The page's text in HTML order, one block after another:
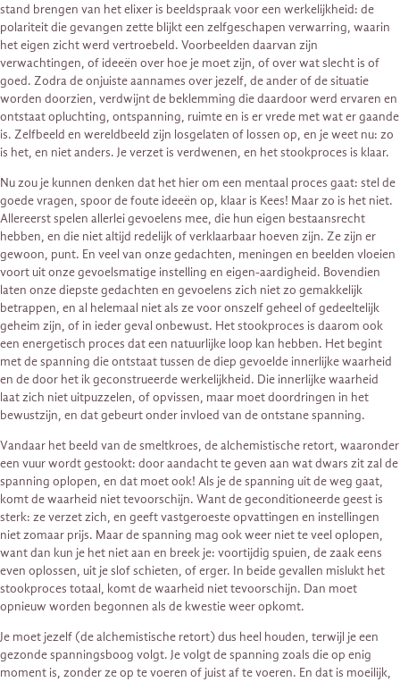
stand brengen van het elixer is beeldspraak voor een werkelijkheid: de
polariteit die gevangen zette blijkt een zelfgeschapen verwarring, waarin
het eigen zicht werd vertroebeld. Voorbeelden daarvan zijn
verwachtingen, of ideeën over hoe je moet zijn, of over wat slecht is of
goed. Zodra de onjuiste aannames over jezelf, de ander of de situatie
worden doorzien, verdwijnt de beklemming die daardoor werd ervaren en
ontstaat opluchting, ontspanning, ruimte en is er vrede met wat er gaande
is. Zelfbeeld en wereldbeeld zijn losgelaten of lossen op, en je weet nu: zo
is het, en niet anders. Je verzet is verdwenen, en het stookproces is klaar.
Nu zou je kunnen denken dat het hier om een mentaal proces gaat: stel de
goede vragen, spoor de foute ideeën op, klaar is Kees! Maar zo is het niet.
Allereerst spelen allerlei gevoelens mee, die hun eigen bestaansrecht
hebben, en die niet altijd redelijk of verklaarbaar hoeven zijn. Ze zijn er
gewoon, punt. En veel van onze gedachten, meningen en beelden vloeien
voort uit onze gevoelsmatige instelling en eigen-aardigheid. Bovendien
laten onze diepste gedachten en gevoelens zich niet zo gemakkelijk
betrappen, en al helemaal niet als ze voor onszelf geheel of gedeeltelijk
geheim zijn, of in ieder geval onbewust. Het stookproces is daarom ook
een energetisch proces dat een natuurlijke loop kan hebben. Het begint
met de spanning die ontstaat tussen de diep gevoelde innerlijke waarheid
en de door het ik geconstrueerde werkelijkheid. Die innerlijke waarheid
laat zich niet uitpuzzelen, of opvissen, maar moet doordringen in het
bewustzijn, en dat gebeurt onder invloed van de ontstane spanning.
Vandaar het beeld van de smeltkroes, de alchemistische retort, waaronder
een vuur wordt gestookt: door aandacht te geven aan wat dwars zit zal de
spanning oplopen, en dat moet ook! Als je de spanning uit de weg gaat,
komt de waarheid niet tevoorschijn. Want de geconditioneerde geest is
sterk: ze verzet zich, en geeft vastgeroeste opvattingen en instellingen
niet zomaar prijs. Maar de spanning mag ook weer niet te veel oplopen,
want dan kun je het niet aan en breek je: voortijdig spuien, de zaak eens
even oplossen, uit je slof schieten, of erger. In beide gevallen mislukt het
stookproces totaal, komt de waarheid niet tevoorschijn. Dan moet
opnieuw worden begonnen als de kwestie weer opkomt.
Je moet jezelf (de alchemistische retort) dus heel houden, terwijl je een
gezonde spanningsboog volgt. Je volgt de spanning zoals die op enig
moment is, zonder ze op te voeren of juist af te voeren. En dat is moeilijk,